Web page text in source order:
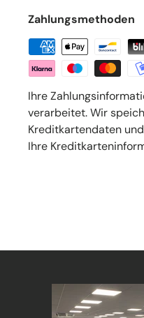
Zahlungsmethoden
Ihre
verarbeitet. Wir
Kreditkartendaten
Ihre